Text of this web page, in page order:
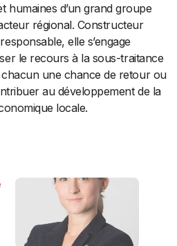
humaines d’un grand groupe
régional. Constructeur
elle s’engage
le recours à la sous-traitance
une chance de retour ou
au développement de la
locale.